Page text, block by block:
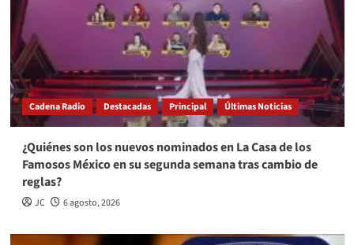
Cadena Radio Destacadas Principal Últimas Noticias
¿Quiénes son los nuevos nominados en La Casa de los
Famosos México en su segunda semana tras cambio de
reglas?
JC 6 agosto, 2026